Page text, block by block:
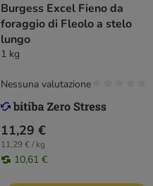
Burgess Excel Fieno da
foraggio di Fleolo a stelo
lungo
1 kg
11,29 €
11,29 € / kg
10,61 €
Nessuna valutazione